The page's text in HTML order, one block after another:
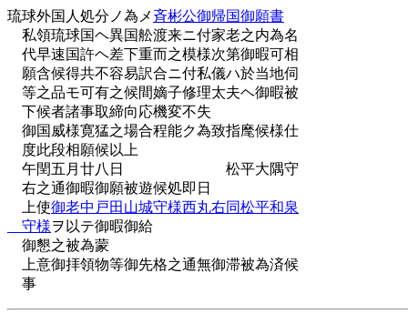
琉球外国人処分ノ為メ 斉彬公御帰国御願書
私領琉球国ヘ異国舩渡来ニ付家老之内為名
代早速国許ヘ差下重而之模様次第御暇可相
願含候得共不容易訳合ニ付私儀ハ於当地伺
等之品モ可有之候間嫡子修理太夫ヘ御暇被
下候者諸事取締向応機変不失
御国威様寛猛之場合程能ク為致指麾候様仕
度此段相願候以上
午閏五月廿八日 松平大隅守
右之通御暇御願被遊候処即日
上使御老中戸田山城守様西丸右同松平和泉
守様ヲ以テ御暇御給
御懇之被為蒙
上意御拝領物等御先格之通無御滞被為済候
事